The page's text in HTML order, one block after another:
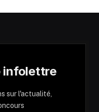
infolettre
sur l'actualité,